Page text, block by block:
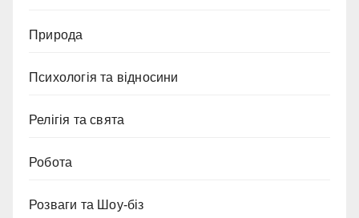
Природа
Психологія та відносини
Релігія та свята
Робота
Розваги та Шоу-біз